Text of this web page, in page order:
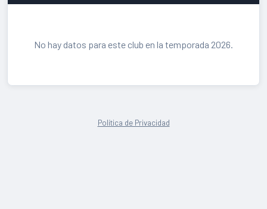
No hay datos para este club en la temporada 2026.
Política de Privacidad